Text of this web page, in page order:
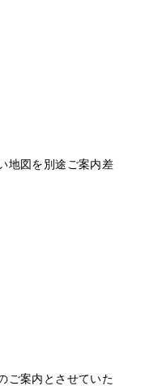
地図を別途ご案内差
案内とさせていた